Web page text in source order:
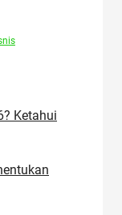
Ketahui